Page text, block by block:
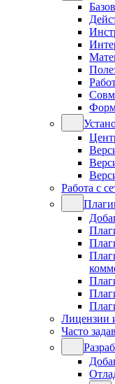
Работа с
Лицензии
Часто